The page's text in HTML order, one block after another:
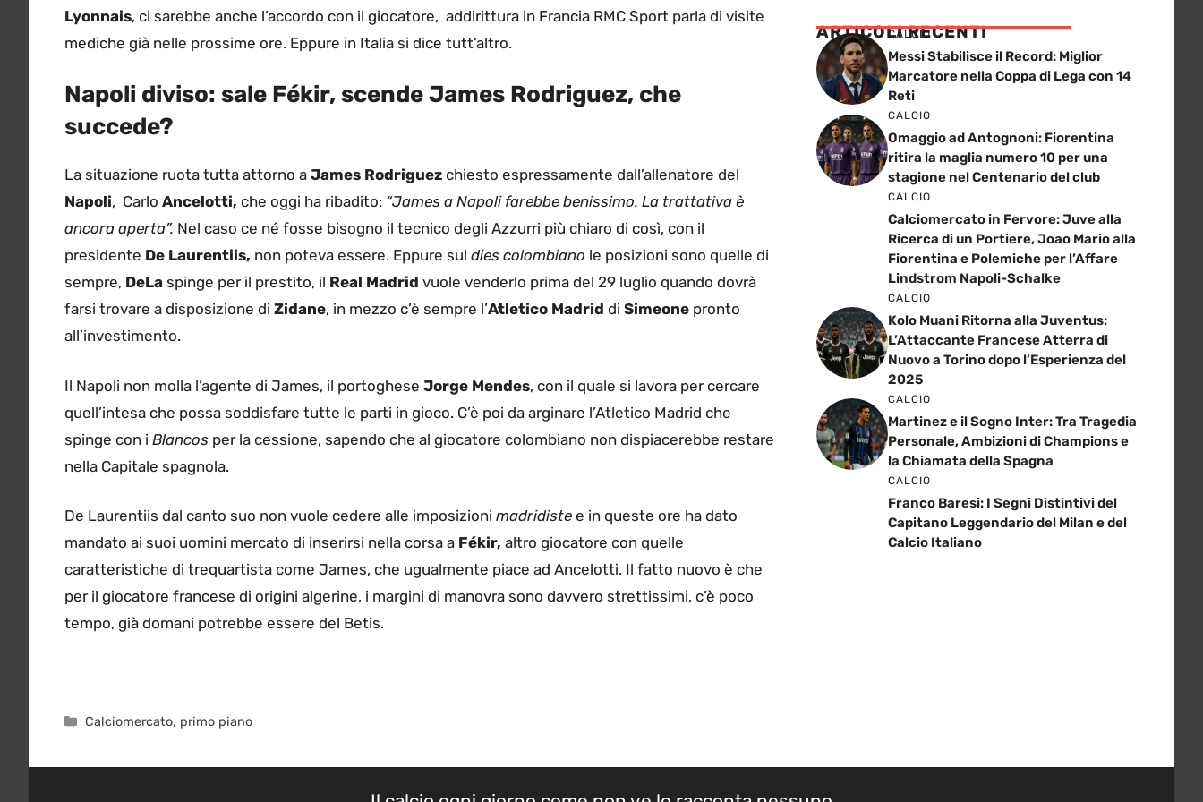
Lyonnais, ci sarebbe anche l’accordo con il giocatore, addirittura in Francia RMC Sport parla di visite
mediche già nelle prossime ore. Eppure in Italia si dice tutt’altro.
Napoli diviso: sale Fékir, scende James Rodriguez, che
succede?
La situazione ruota tutta attorno a James Rodriguez chiesto espressamente dall’allenatore del
Napoli, Carlo Ancelotti, che oggi ha ribadito: “James a Napoli farebbe benissimo. La trattativa è
ancora aperta”. Nel caso ce né fosse bisogno il tecnico degli Azzurri più chiaro di così, con il
presidente De Laurentiis, non poteva essere. Eppure sul dies colombiano le posizioni sono quelle di
sempre, DeLa spinge per il prestito, il Real Madrid vuole venderlo prima del 29 luglio quando dovrà
farsi trovare a disposizione di Zidane, in mezzo c’è sempre l’Atletico Madrid di Simeone pronto
all’investimento.
Il Napoli non molla l’agente di James, il portoghese Jorge Mendes, con il quale si lavora per cercare
quell’intesa che possa soddisfare tutte le parti in gioco. C’è poi da arginare l’Atletico Madrid che
spinge con i Blancos per la cessione, sapendo che al giocatore colombiano non dispiacerebbe restare
nella Capitale spagnola.
De Laurentiis dal canto suo non vuole cedere alle imposizioni madridiste e in queste ore ha dato
mandato ai suoi uomini mercato di inserirsi nella corsa a Fékir, altro giocatore con quelle
caratteristiche di trequartista come James, che ugualmente piace ad Ancelotti. Il fatto nuovo è che
per il giocatore francese di origini algerine, i margini di manovra sono davvero strettissimi, c’è poco
tempo, già domani potrebbe essere del Betis.
Categorie
Calciomercato, primo piano
ARTICOLI RECENTI
CALCIO
Messi Stabilisce il Record: Miglior
Marcatore nella Coppa di Lega con 14
Reti
CALCIO
Omaggio ad Antognoni: Fiorentina
ritira la maglia numero 10 per una
stagione nel Centenario del club
CALCIO
Calciomercato in Fervore: Juve alla
Ricerca di un Portiere, Joao Mario alla
Fiorentina e Polemiche per l’Affare
Lindstrom Napoli-Schalke
CALCIO
Kolo Muani Ritorna alla Juventus:
L’Attaccante Francese Atterra di
Nuovo a Torino dopo l’Esperienza del
2025
CALCIO
Martinez e il Sogno Inter: Tra Tragedia
Personale, Ambizioni di Champions e
la Chiamata della Spagna
CALCIO
Franco Baresi: I Segni Distintivi del
Capitano Leggendario del Milan e del
Calcio Italiano